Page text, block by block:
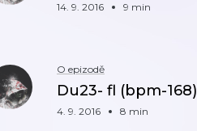
14. 9. 2016 9 min
O epizodě
Du23- fl (bpm-168)
4. 9. 2016 8 min